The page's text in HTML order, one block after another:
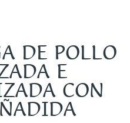
DE POLLO
E
CON